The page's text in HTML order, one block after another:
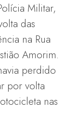
Militar,
das
na Rua
Amorim.
perdido
por volta
nas